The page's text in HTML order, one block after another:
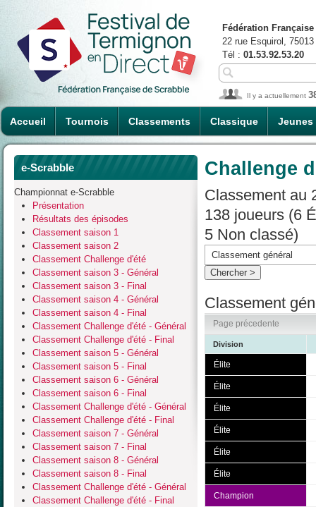
Accueil Tournois Classements Classique Jeunes
Fédération
22 rue Esquirol,
Tél : 01.53.92.53.20
Il y a actuellement
e-Scrabble
Championnat e-Scrabble
Présentation
Résultats des épisodes
Classement saison 1
Classement saison 2
Classement Challenge d'été
Classement saison 3 - Général
Classement saison 3 - Final
Classement saison 4 - Général
Classement saison 4 - Final
Classement Challenge d'été - Général
Classement Challenge d'été - Final
Classement saison 5 - Général
Classement saison 5 - Final
Classement saison 6 - Général
Classement saison 6 - Final
Classement Challenge d'été - Général
Classement Challenge d'été - Final
Classement saison 7 - Général
Classement saison 7 - Final
Classement saison 8 - Général
Classement saison 8 - Final
Classement Challenge d'été - Général
Classement Challenge d'été - Final
Challenge
Classement au
138 joueurs (6
5 Non classé)
Classement
Page précedente
Division
Élite
Élite
Élite
Élite
Élite
Élite
Champion